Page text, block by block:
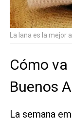
La lana es la mejor
Cómo
Buenos
La semana